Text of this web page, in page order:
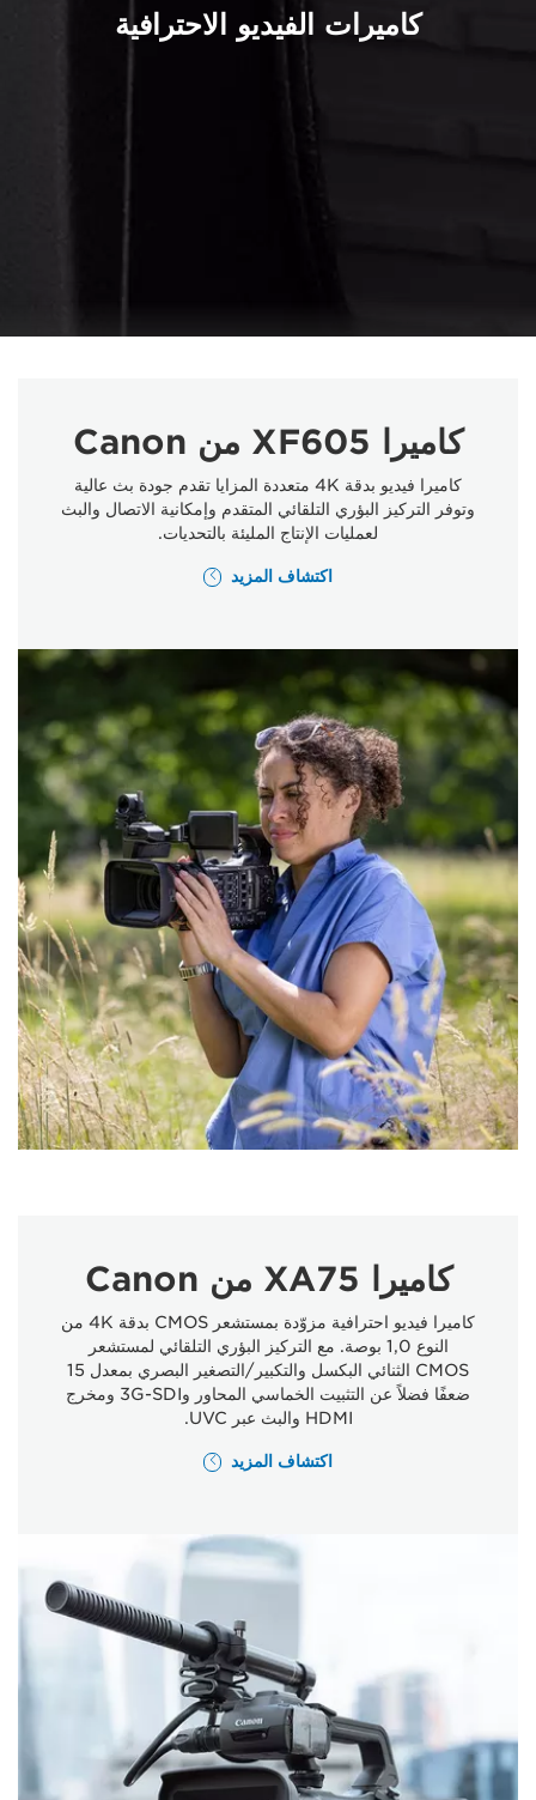
كاميرات الفيديو الاحترافية
كاميرا XF605 من Canon
كاميرا فيديو بدقة 4K متعددة المزايا تقدم جودة بث عالية
وتوفر التركيز البؤري التلقائي المتقدم وإمكانية الاتصال والبث
لعمليات الإنتاج المليئة بالتحديات.
اكتشاف المزيد
كاميرا XA75 من Canon
كاميرا فيديو احترافية مزوّدة بمستشعر CMOS بدقة 4K من
النوع 1,0 بوصة. مع التركيز البؤري التلقائي لمستشعر
CMOS الثنائي البكسل والتكبير/التصغير البصري بمعدل 15
ضعفًا فضلاً عن التثبيت الخماسي المحاور و3G-SDI ومخرج
HDMI والبث عبر UVC.
اكتشاف المزيد